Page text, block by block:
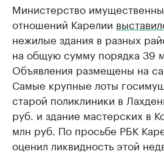
Министерство
отношений Карелии
нежилые здания в разных
на общую сумму порядка 39
Объявления размещены на
Самые крупные лоты
старой поликлиники в
руб. и здание мастерских в
млн руб. По просьбе РБК
оценил ликвидность этой